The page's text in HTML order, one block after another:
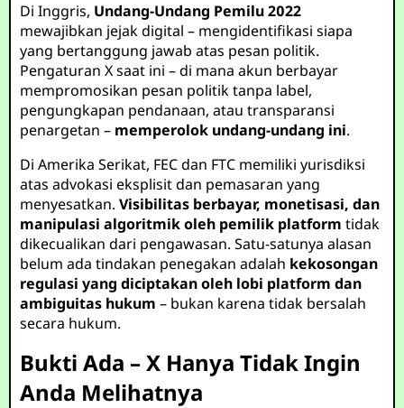
Di Inggris, Undang-Undang Pemilu 2022
mewajibkan jejak digital – mengidentifikasi siapa
yang bertanggung jawab atas pesan politik.
Pengaturan X saat ini – di mana akun berbayar
mempromosikan pesan politik tanpa label,
pengungkapan pendanaan, atau transparansi
penargetan – memperolok undang-undang ini.
Di Amerika Serikat, FEC dan FTC memiliki yurisdiksi
atas advokasi eksplisit dan pemasaran yang
menyesatkan.Visibilitas berbayar, monetisasi, dan
manipulasi algoritmik oleh pemilik platform tidak
dikecualikan dari pengawasan. Satu-satunya alasan
belum ada tindakan penegakan adalah kekosongan
regulasi yang diciptakan oleh lobi platform dan
ambiguitas hukum – bukan karena tidak bersalah
secara hukum.
Bukti Ada – X Hanya Tidak Ingin
Anda Melihatnya